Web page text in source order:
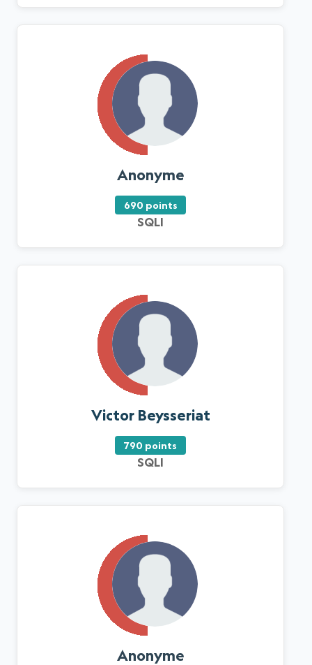
Anonyme
690 points
SQLI
Victor Beysseriat
790 points
SQLI
Anonyme